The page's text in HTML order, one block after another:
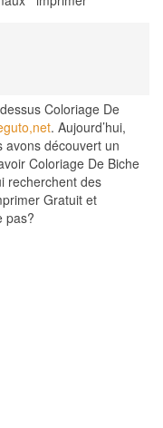
Coloriage De
. Aujourd’hui,
avons découvert un
Coloriage De Biche
recherchent des
Gratuit et
pas?